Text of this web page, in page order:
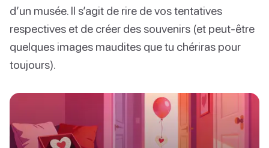
d’un musée. Il s’agit de rire de vos tentatives
respectives et de créer des souvenirs (et peut-être
quelques images maudites que tu chériras pour
toujours).